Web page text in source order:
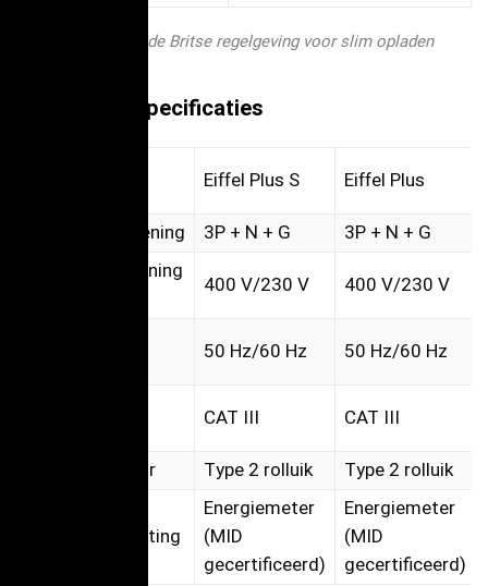
Voldoet aan de Britse regelgeving voor slim opladen
Elektrische specificaties
Eiffel Plus S Eiffel Plus
Stroomvoorziening
3P + N + G 3P + N + G
Nominale spanning
400 V/230 V 400 V/230 V
50 Hz/60 Hz 50 Hz/60 Hz
CAT III CAT III
Type connector
Type 2 rolluik Type 2 rolluik
Vermogensmeting
Energiemeter
(MID
gecertificeerd)
Energiemeter
(MID
gecertificeerd)